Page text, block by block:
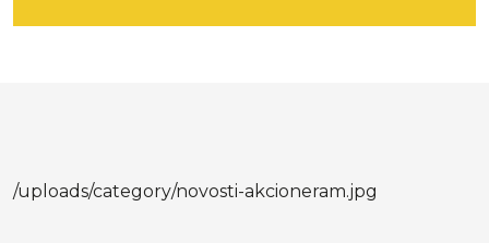
/uploads/category/novosti-akcioneram.jpg